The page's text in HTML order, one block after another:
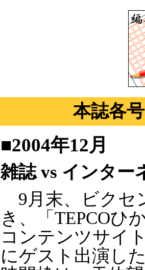
本誌各
■2004年12月
雑誌 vs インター
9月末、ビクセ
き、「TEPCOひ
コンテンツサイ
にゲスト出演し